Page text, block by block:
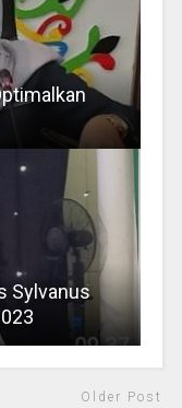
Sylvanus
Older Post